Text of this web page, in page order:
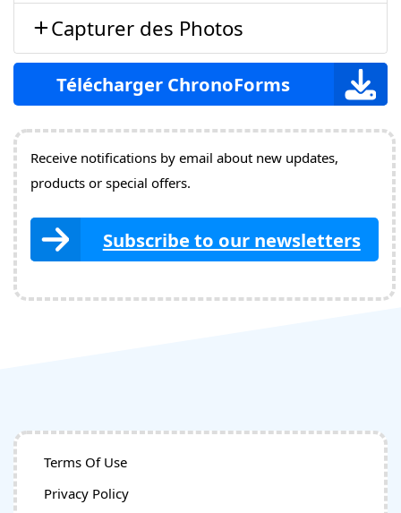
Capturer des Photos
Télécharger ChronoForms
Receive notifications by email about new updates,
products or special offers.
Subscribe to our newsletters
Terms Of Use
Privacy Policy